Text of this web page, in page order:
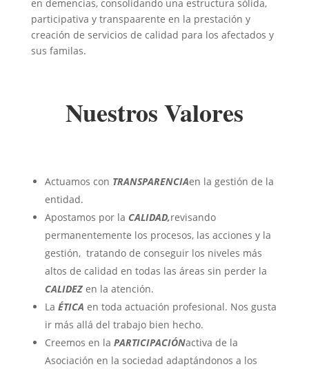
en demencias, consolidando una estructura sólida,
participativa y transpaarente en la prestación y
creación de servicios de calidad para los afectados y
sus familas.
Nuestros Valores
Actuamos con TRANSPARENCIAen la gestión de la
entidad.
Apostamos por la CALIDAD,revisando
permanentemente los procesos, las acciones y la
gestión, tratando de conseguir los niveles más
altos de calidad en todas las áreas sin perder la
CALIDEZen la atención.
La ÉTICA en toda actuación profesional. Nos gusta
ir más allá del trabajo bien hecho.
Creemos en la PARTICIPACIÓNactiva de la
Asociación en la sociedad adaptándonos a los